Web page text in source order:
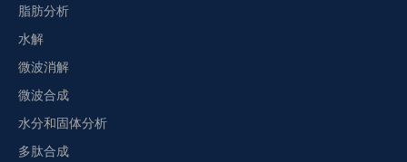
脂肪分析
水解
微波消解
微波合成
水分和固体分析
多肽合成